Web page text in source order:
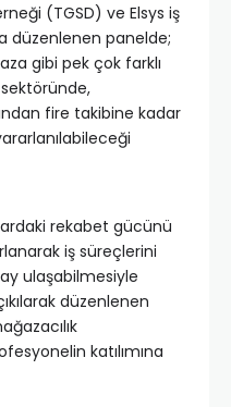
(TGSD) ve Elsys iş
düzenlenen panelde;
gibi pek çok farklı
fire takibine kadar
rekabet gücünü
iş süreçlerini
ulaşabilmesiyle
düzenlenen
katılımına